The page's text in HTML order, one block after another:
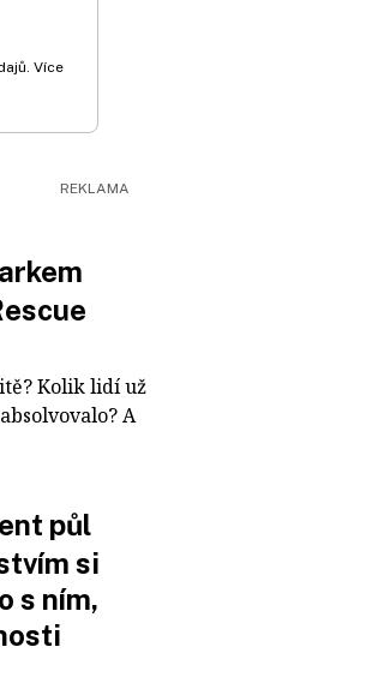
Více
Kolik lidí už
A
půl
si
s ním,